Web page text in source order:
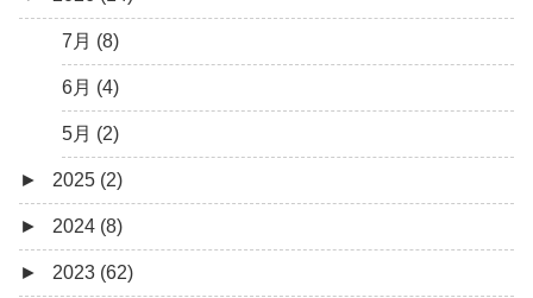
7月 (8)
6月 (4)
5月 (2)
► 2025 (2)
12月 (1)
6月 (1)
► 2024 (8)
8月 (1)
► 2023 (62)